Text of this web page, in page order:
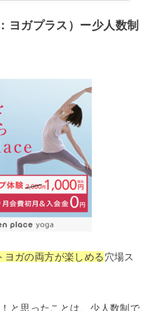
ヨガプラス）ー少人数制
ヨガの両方が楽しめる 穴場ス
と思ったことは、少人数制で